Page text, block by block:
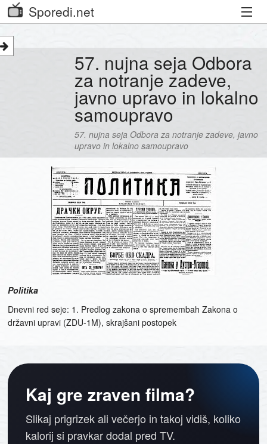
Sporedi.net
Priljubljeni kanali
Seznam kanalov
Seznam Oddaj
57. nujna seja Odbora
za notranje zadeve,
javno upravo in lokalno
samoupravo
57. nujna seja Odbora za notranje zadeve, javno
upravo in lokalno samoupravo
Politika
Dnevni red seje: 1. Predlog zakona o spremembah Zakona o
državni upravi (ZDU-1M), skrajšani postopek
Kaj gre zraven filma?
Slikaj prigrizek ali večerjo in takoj vidiš, koliko
kalorij si pravkar dodal pred TV.